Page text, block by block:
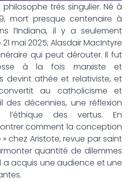
très singulier. Né à
mort presque centenaire à
l’Indiana, il y a seulement
mai 2025, Alasdair MacIntyre
qui peut dérouter. Il fut
à la fois marxiste et
devint athée et relativiste, et
au catholicisme et
des décennies, une réflexion
l’éthique des vertus. En
comment la conception
chez Aristote, revue par saint
quantité de dilemmes
a acquis une audience et une